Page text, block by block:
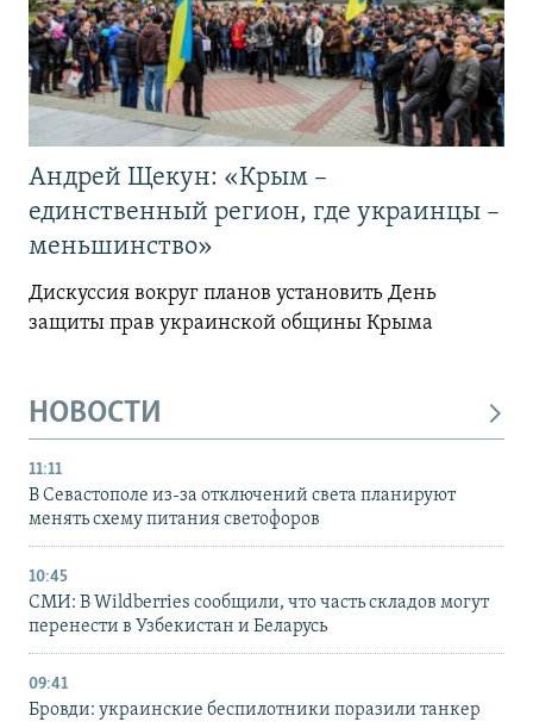
Андрей Щекун: «Крым –
единственный регион, где украинцы –
меньшинство»
Дискуссия вокруг планов установить День
защиты прав украинской общины Крыма
НОВОСТИ
11:11
В Севастополе из-за отключений света планируют
менять схему питания светофоров
10:45
СМИ: В Wildberries сообщили, что часть складов могут
перенести в Узбекистан и Беларусь
09:41
Бровди: украинские беспилотники поразили танкер